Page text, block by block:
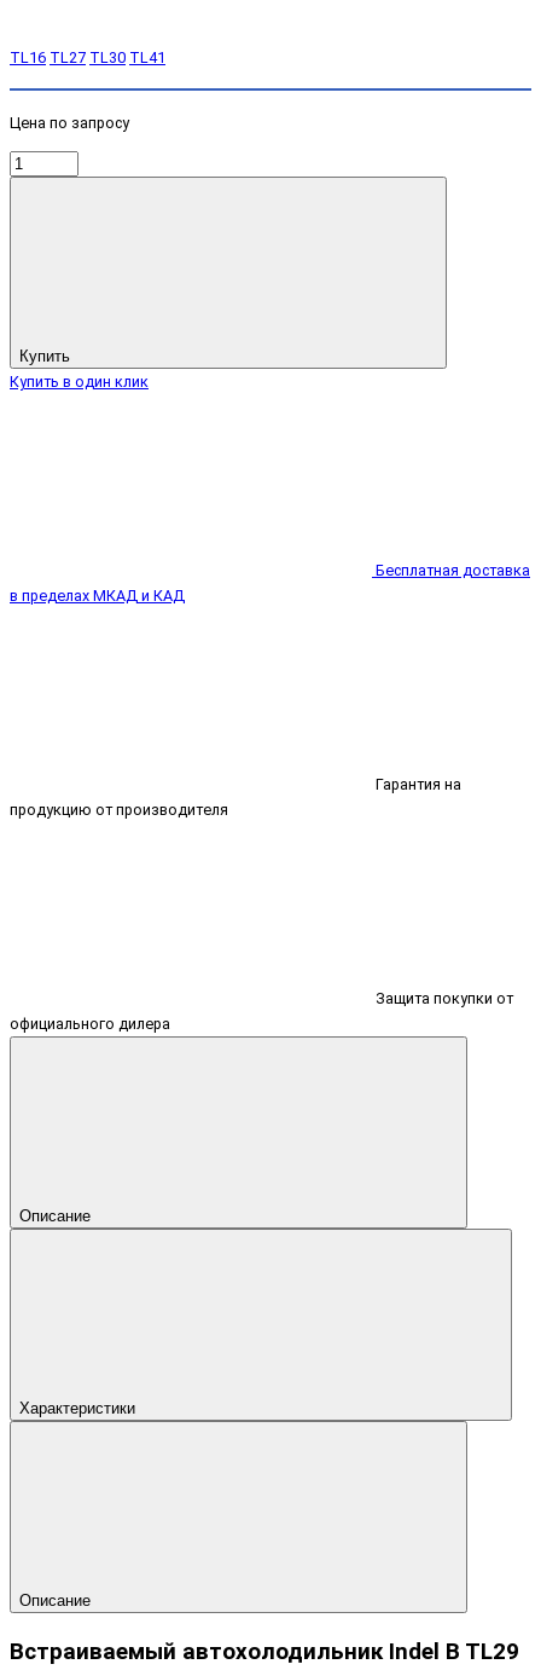
TL16 TL27 TL30 TL41
Цена по запросу
Купить
Купить в один клик
Бесплатная доставка
в пределах МКАД и КАД
Гарантия на
продукцию от производителя
Защита покупки от
официального дилера
Описание
Характеристики
Описание
Встраиваемый автохолодильник Indel B TL29